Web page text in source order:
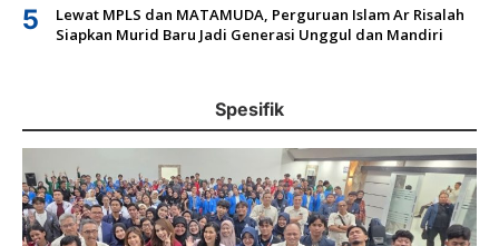
5
Lewat MPLS dan MATAMUDA, Perguruan Islam Ar Risalah
Siapkan Murid Baru Jadi Generasi Unggul dan Mandiri
Spesifik